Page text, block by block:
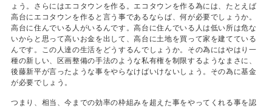
ょう。さらにはエコタウンを作る。エコタウンを作る為には、たとえば
高台にエコタウンを作ると言う事であるならば、何が必要でしょうか。
高台に住んでいる人がいるんです。高台に住んでいる人は低い所は危な
いからと思って高いお金を出して、高台に土地を買って家を建てている
んです。この人達の生活をどうするんでしょうか。その為にはやはり一
種の新しい、区画整備の手法のような私有権を制限するようなまさに、
後藤新平が言ったような事をやらなけばいけないしょう。その為に基金
が必要でしょう。
つまり、相当、今までの効率の枠組みを超えた事をやってくれる事を認